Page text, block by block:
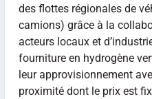
des flottes régionales de
camions) grâce à la
acteurs locaux et
fourniture en hydrogène
leur approvisionnement
proximité dont le prix est